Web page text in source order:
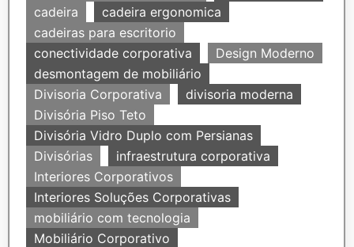
cadeira
cadeira ergonomica
cadeiras para escritorio
conectividade corporativa
Design Moderno
desmontagem de mobiliário
Divisoria Corporativa
divisoria moderna
Divisória Piso Teto
Divisória Vidro Duplo com Persianas
Divisórias
infraestrutura corporativa
Interiores Corporativos
Interiores Soluções Corporativas
mobiliário com tecnologia
Mobiliário Corporativo